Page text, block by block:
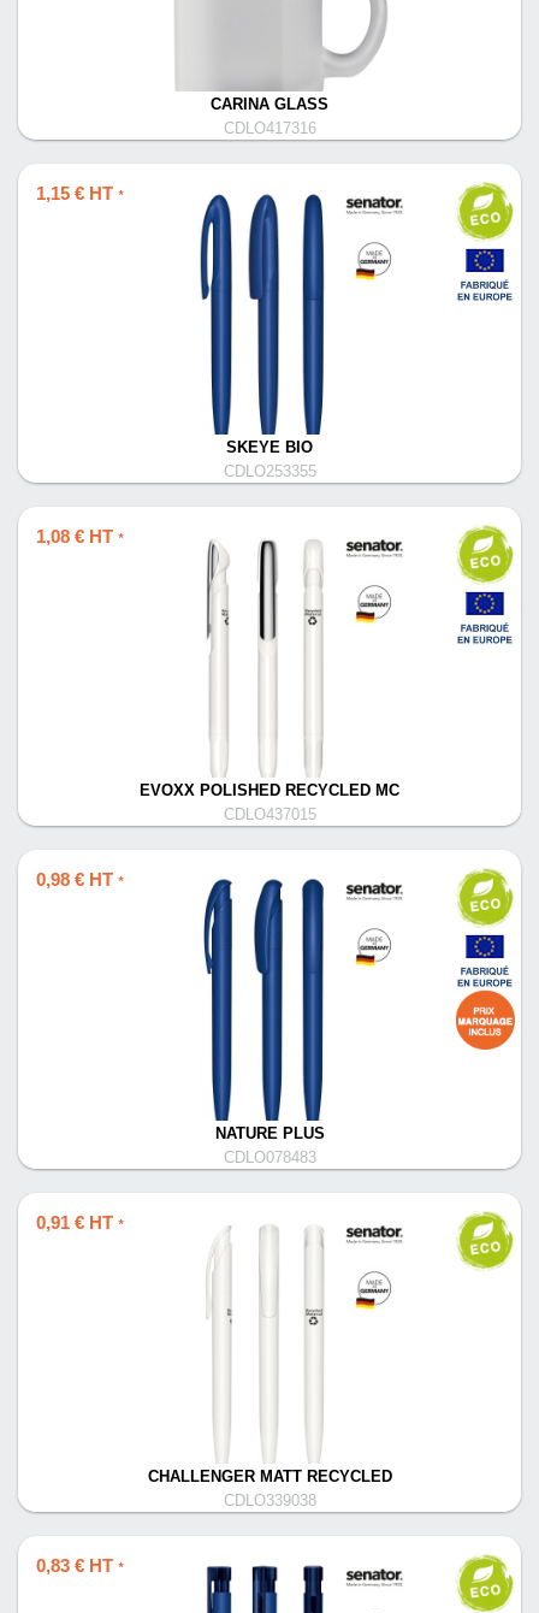
CARINA GLASS
CDLO417316
1,15 € HT *
SKEYE BIO
CDLO253355
1,08 € HT *
EVOXX POLISHED RECYCLED MC
CDLO437015
0,98 € HT *
NATURE PLUS
CDLO078483
0,91 € HT *
CHALLENGER MATT RECYCLED
CDLO339038
0,83 € HT *